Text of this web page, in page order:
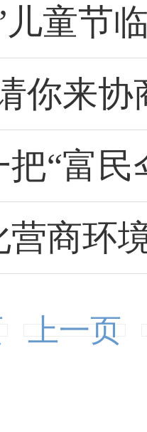
儿童节
你来
把“富
营商环
上一页